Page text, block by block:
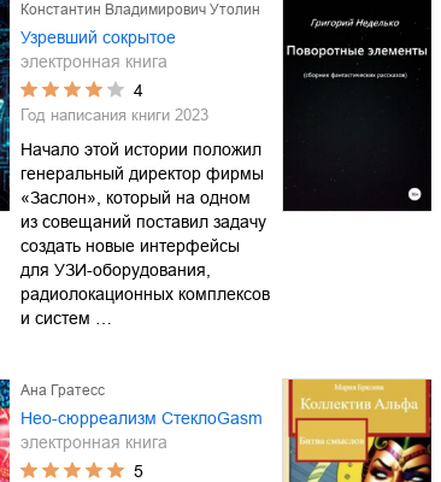
Константин Владимирович Утолин
Узревший сокрытое
электронная книга
4
Год написания книги 2023
Начало этой истории положил
генеральный директор фирмы
«Заслон», который на одном
из совещаний поставил задачу
создать новые интерфейсы
для УЗИ-оборудования,
радиолокационных комплексов
и систем …
Ана Гратесс
Нео-сюрреализм СтеклоGasm
электронная книга
5